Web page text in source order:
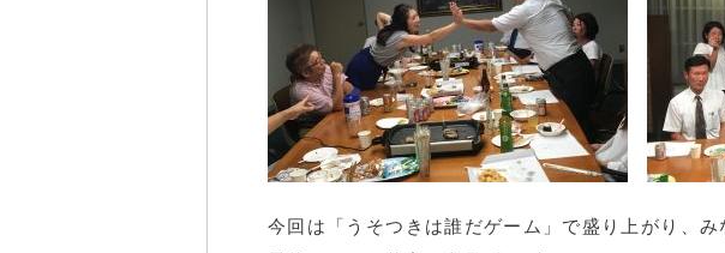
今回は「うそつきは誰だゲーム」で盛り上がり、